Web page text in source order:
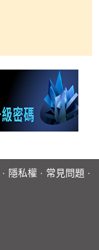
· 隱私權 · 常見問題 ·